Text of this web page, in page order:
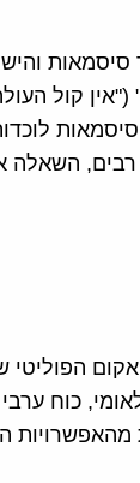
סיסמאות
קול
רבים, השאלה
הפוליטי
כוח ערבי